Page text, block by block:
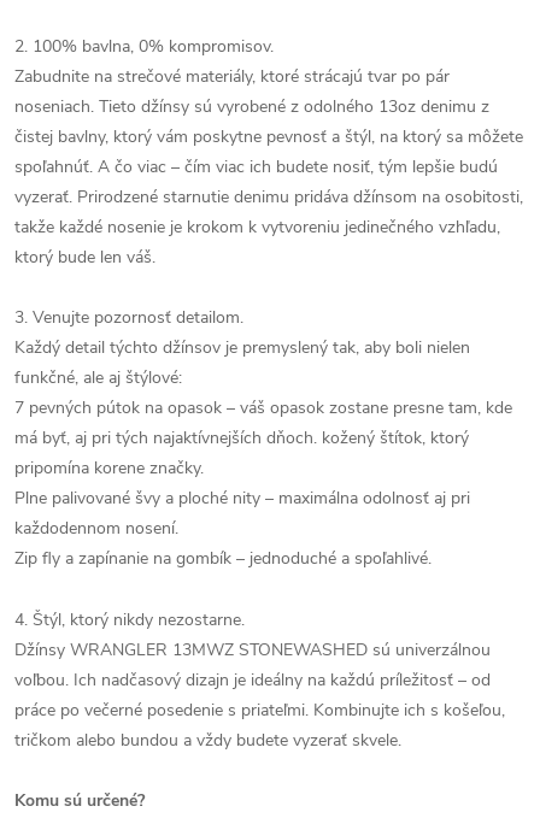
2. 100% bavlna, 0% kompromisov.
Zabudnite na strečové materiály, ktoré strácajú tvar po pár
noseniach. Tieto džínsy sú vyrobené z odolného 13oz denimu z
čistej bavlny, ktorý vám poskytne pevnosť a štýl, na ktorý sa môžete
spoľahnúť. A čo viac – čím viac ich budete nosiť, tým lepšie budú
vyzerať. Prirodzené starnutie denimu pridáva džínsom na osobitosti,
takže každé nosenie je krokom k vytvoreniu jedinečného vzhľadu,
ktorý bude len váš.
3. Venujte pozornosť detailom.
Každý detail týchto džínsov je premyslený tak, aby boli nielen
funkčné, ale aj štýlové:
7 pevných pútok na opasok – váš opasok zostane presne tam, kde
má byť, aj pri tých najaktívnejších dňoch. kožený štítok, ktorý
pripomína korene značky.
Plne palivované švy a ploché nity – maximálna odolnosť aj pri
každodennom nosení.
Zip fly a zapínanie na gombík – jednoduché a spoľahlivé.
4. Štýl, ktorý nikdy nezostarne.
Džínsy WRANGLER 13MWZ STONEWASHED sú univerzálnou
voľbou. Ich nadčasový dizajn je ideálny na každú príležitosť – od
práce po večerné posedenie s priateľmi. Kombinujte ich s košeľou,
tričkom alebo bundou a vždy budete vyzerať skvele.
Komu sú určené?